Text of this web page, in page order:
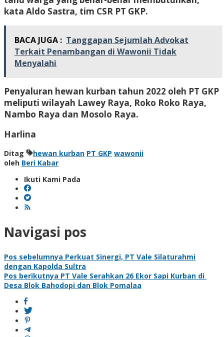
kata Aldo Sastra, tim CSR PT GKP.
BACA JUGA : Tanggapan Sejumlah Advokat
Terkait Penambangan di Wawonii Tidak
Menyalahi
Penyaluran hewan kurban tahun 2022 oleh PT GKP
meliputi wilayah Lawey Raya, Roko Roko Raya,
Nambo Raya dan Mosolo Raya.
Harlina
Ditag hewan kurban PT GKP wawonii
oleh Beri Kabar
Ikuti Kami Pada
Navigasi pos
Pos sebelumnya Perkuat Sinergi, PT Vale Silaturahmi
dengan Kapolda Sultra
Pos berikutnya PT Vale Serahkan 26 Ekor Sapi Kurban di
Desa Blok Bahodopi dan Blok Pomalaa